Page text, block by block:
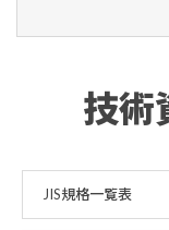
技術
JIS規格一覧表